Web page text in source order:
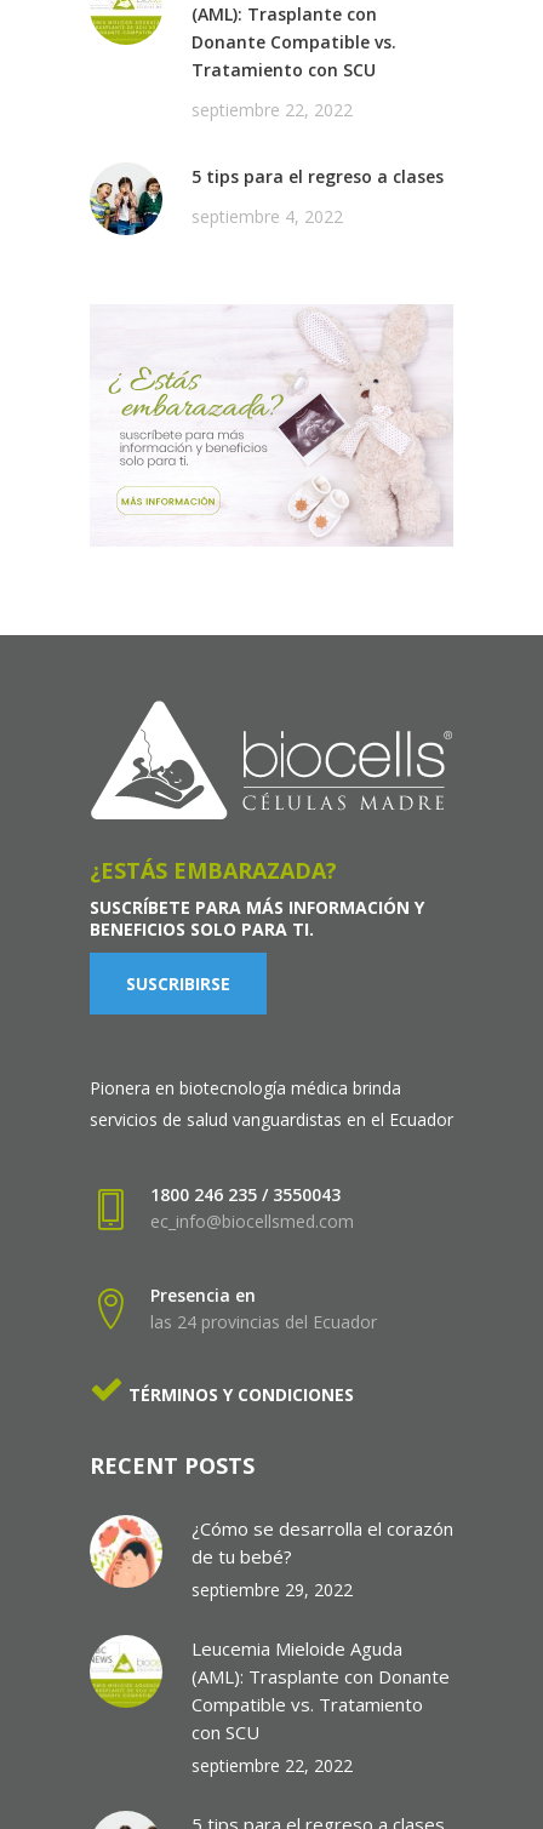
(AML): Trasplante con
Donante Compatible vs.
Tratamiento con SCU
septiembre 22, 2022
5 tips para el regreso a clases
septiembre 4, 2022
¿ESTÁS EMBARAZADA?
SUSCRÍBETE PARA MÁS INFORMACIÓN Y
BENEFICIOS SOLO PARA TI.
SUSCRIBIRSE
Pionera en biotecnología médica brinda
servicios de salud vanguardistas en el Ecuador
1800 246 235 / 3550043
ec_info@biocellsmed.com
Presencia en
las 24 provincias del Ecuador
TÉRMINOS Y CONDICIONES
RECENT POSTS
¿Cómo se desarrolla el corazón
de tu bebé?
septiembre 29, 2022
Leucemia Mieloide Aguda
(AML): Trasplante con Donante
Compatible vs. Tratamiento
con SCU
septiembre 22, 2022
5 tips para el regreso a clases